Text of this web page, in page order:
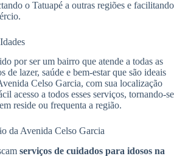
o Tatuapé a outras regiões e facilitando
por ser um bairro que atende a todas as
de lazer, saúde e bem-estar que são ideais
Celso Garcia, com sua localização
acesso a todos esses serviços, tornando-se
reside ou frequenta a região.
da Avenida Celso Garcia
serviços de cuidados para idosos na